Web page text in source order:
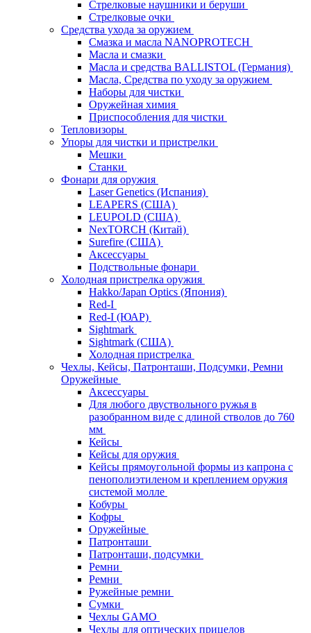
Стрелковые наушники и беруши
Стрелковые очки
Средства ухода за оружием
Смазка и масла NANOPROTECH
Масла и смазки
Масла и средства BALLISTOL (Германия)
Масла, Средства по уходу за оружием
Наборы для чистки
Оружейная химия
Приспособления для чистки
Тепловизоры
Упоры для чистки и пристрелки
Мешки
Станки
Фонари для оружия
Laser Genetics (Испания)
LEAPERS (США)
LEUPOLD (США)
NexTORCH (Китай)
Surefire (США)
Аксессуары
Подствольные фонари
Холодная пристрелка оружия
Hakko/Japan Optics (Япония)
Red-I
Red-I (ЮАР)
Sightmark
Sightmark (США)
Холодная пристрелка
Чехлы, Кейсы, Патронташи, Подсумки, Ремни
Оружейные
Аксессуары
Для любого двуствольного ружья в
разобранном виде с длиной стволов до 760
мм
Кейсы
Кейсы для оружия
Кейсы прямоугольной формы из капрона с
пенополиэтиленом и креплением оружия
системой молле
Кобуры
Кофры
Оружейные
Патронташи
Патронташи, подсумки
Ремни
Ремни
Ружейные ремни
Сумки
Чехлы GAMO
Чехлы для оптических прицелов